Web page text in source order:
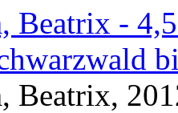
Beatrix -
Beatrix,